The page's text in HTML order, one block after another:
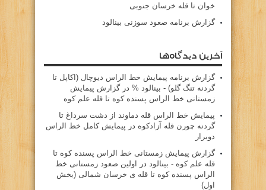
خوان تا قله خرسان جنوبی
گزارش برنامه صعود سوزنی بینالود
آخرین دیدگاه‌ها
گزارش برنامه پيمايش خط الراس ديوچال (اكاپل تا
گردنه تنگ گلو) - بينالود % درگزارش پیمایش
زمستانی خط الراس پسنده کوه تا قله علم کوه
پيمايش خط الراس قله دماوند از دشت سرداغ تا
گردنه چورن قله آزادكوه در پیمایش کامل خط الراس
دوبرار
گزارش پیمایش زمستانی خط الراس پسنده کوه تا
قله علم کوه - بينالود در اولین صعود زمستانی خط
الراس پسنده کوه تا قله ی خرسان شمالی (بخش
اول)